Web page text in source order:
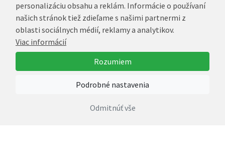
Unimed Pharma
SPY dioptrické
Kontakt
Telefón:
personalizáciu obsahu a reklám. Informácie o používaní
našich stránok tiež zdieľame s našimi partnermi z
oblasti sociálnych médií, reklamy a analytikov.
Viac informácií
Rozumiem
Podrobné nastavenia
Odmitnúť vše